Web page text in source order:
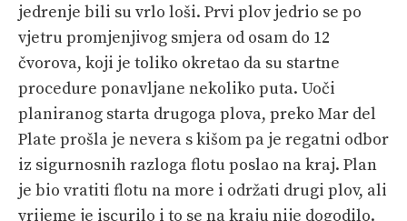
jedrenje bili su vrlo loši. Prvi plov jedrio se po
vjetru promjenjivog smjera od osam do 12
čvorova, koji je toliko okretao da su startne
procedure ponavljane nekoliko puta. Uoči
planiranog starta drugoga plova, preko Mar del
Plate prošla je nevera s kišom pa je regatni odbor
iz sigurnosnih razloga flotu poslao na kraj. Plan
je bio vratiti flotu na more i održati drugi plov, ali
vrijeme je iscurilo i to se na kraju nije dogodilo.